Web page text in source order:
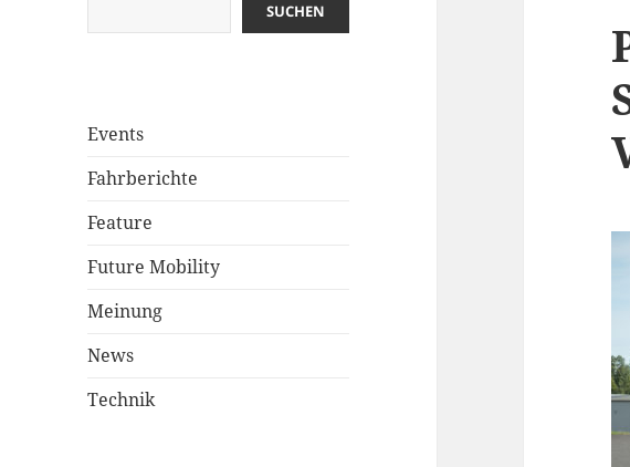
SUCHEN
Events
Fahrberichte
Feature
Future Mobility
Meinung
News
Technik